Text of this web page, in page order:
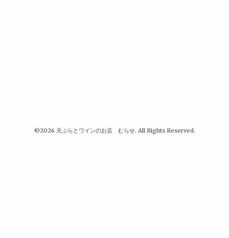
©2026 天ぷらとワインのお店 むらせ. All Rights Reserved.